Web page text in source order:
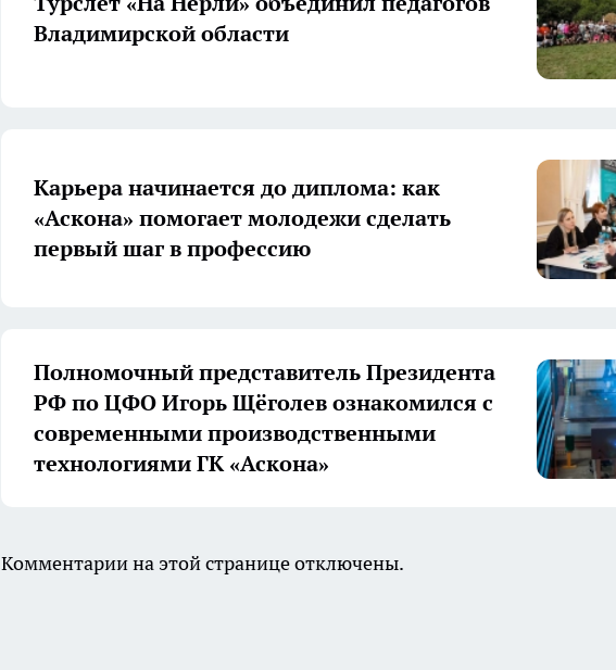
Владимирской области
Карьера начинается до диплома: как
«Аскона» помогает молодежи сделать
первый шаг в профессию
Полномочный представитель Президента
РФ по ЦФО Игорь Щёголев ознакомился с
современными производственными
технологиями ГК «Аскона»
Комментарии на этой странице отключены.